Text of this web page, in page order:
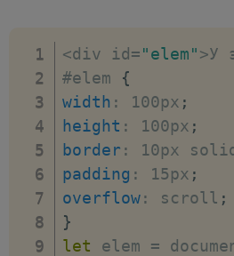
<div id="elem">У
#elem
{
width : 100px ;
height : 100px ;
border : 10px
padding : 15px ;
overflow: scroll ;
}
let elem =